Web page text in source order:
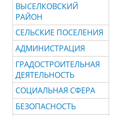
ВЫСЕЛКОВСКИЙ
РАЙОН
СЕЛЬСКИЕ ПОСЕЛЕНИЯ
АДМИНИСТРАЦИЯ
ГРАДОСТРОИТЕЛЬНАЯ
ДЕЯТЕЛЬНОСТЬ
СОЦИАЛЬНАЯ СФЕРА
БЕЗОПАСНОСТЬ